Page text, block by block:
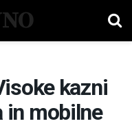
kazni
in mobilne